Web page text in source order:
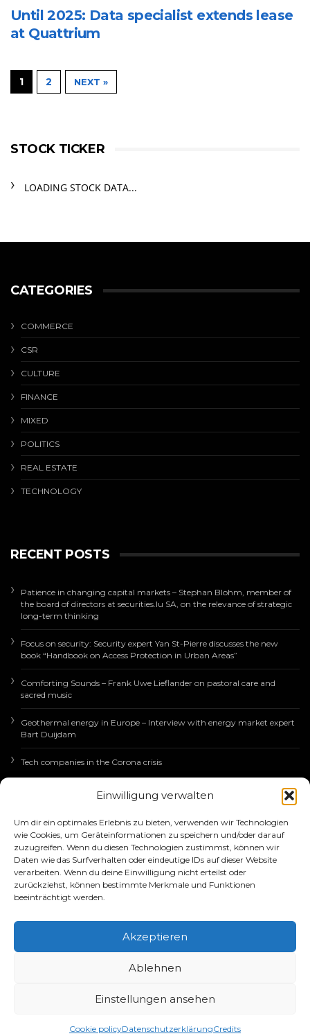
Einwilligung verwalten
Um dir ein optimales Erlebnis zu bieten, verwenden wir Technologien
wie Cookies, um Geräteinformationen zu speichern und/oder darauf
zuzugreifen. Wenn du diesen Technologien zustimmst, können wir
Daten wie das Surfverhalten oder eindeutige IDs auf dieser Website
verarbeiten. Wenn du deine Einwilligung nicht erteilst oder
zurückziehst, können bestimmte Merkmale und Funktionen
beeinträchtigt werden.
Akzeptieren
Ablehnen
Einstellungen ansehen
Cookie policyDatenschutzerklärungCredits
Until 2025: Data specialist extends lease
at Quattrium
1 2 NEXT »
STOCK TICKER
LOADING STOCK DATA...
CATEGORIES
COMMERCE
CSR
CULTURE
FINANCE
MIXED
POLITICS
REAL ESTATE
TECHNOLOGY
RECENT POSTS
Patience in changing capital markets – Stephan Blohm, member of
the board of directors at securities.lu SA, on the relevance of strategic
long-term thinking
Focus on security: Security expert Yan St-Pierre discusses the new
book “Handbook on Access Protection in Urban Areas”
Comforting Sounds – Frank Uwe Lieflander on pastoral care and
sacred music
Geothermal energy in Europe – Interview with energy market expert
Bart Duijdam
Tech companies in the Corona crisis
EUROPÄISCHE
WIRTSCHAFTSNACHRICHTEN
IMPRINT PRIVACY POLICY